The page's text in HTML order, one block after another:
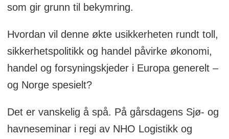
sikkerhetsansvaret til Europa, kan det
Og ikke bare i Kosovo, men også i en
annen konflikt i samme region. Ingen av
de jugoslaviske delrepublikkene var mer
Det var her man på begynnelsen av
1990-tallet hadde den blodigste krigen i
som gir grunn til bekymring.
Hvordan vil denne økte usikkerheten rundt toll,
sikkerhetspolitikk og handel påvirke økonomi,
handel og forsyningskjeder i Europa generelt –
og Norge spesielt?
Det er vanskelig å spå. På gårsdagens Sjø- og
havneseminar i regi av NHO Logistikk og